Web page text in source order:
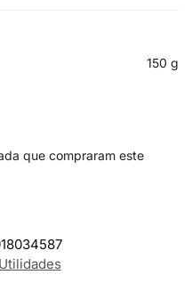
150 g
que compraram este
Utilidades